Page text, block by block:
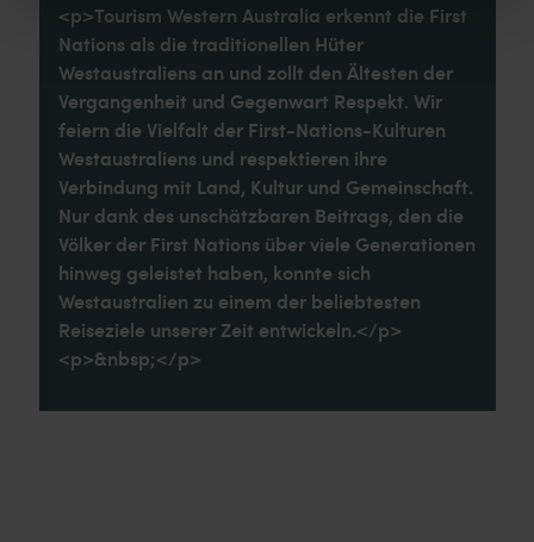
<p>Tourism Western Australia erkennt die First
Nations als die traditionellen Hüter
Westaustraliens an und zollt den Ältesten der
Vergangenheit und Gegenwart Respekt. Wir
feiern die Vielfalt der First-Nations-Kulturen
Westaustraliens und respektieren ihre
Verbindung mit Land, Kultur und Gemeinschaft.
Nur dank des unschätzbaren Beitrags, den die
Völker der First Nations über viele Generationen
hinweg geleistet haben, konnte sich
Westaustralien zu einem der beliebtesten
Reiseziele unserer Zeit entwickeln.</p>
<p>&nbsp;</p>